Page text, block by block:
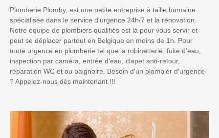
Plomberie Plomby, est une petite entreprise à taille humaine
spécialisée dans le service d’urgence 24h/7 et la rénovation.
Notre équipe de plombiers qualifiés est là pour vous servir et
peut se déplacer partout en Belgique en moins de 1h. Pour
toute urgence en plomberie tel que la robinetterie, fuite d'eau,
inspection par caméra, entrée d'eau, clapet anti-retour,
réparation WC et ou baignoire. Besoin d'un plombier d'urgence
? Appelez-nous dès maintenant !!!